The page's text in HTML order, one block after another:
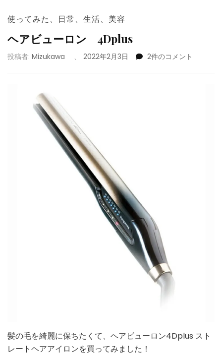
使ってみた 、 日常 、 生活、 美容
ヘアビューロン 4Dplus
投稿者: Mizukawa 、 2022年2月3日
ヘ
2件のコメント
髪の毛を綺麗に保ちたくて、ヘアビューロン4Dplus スト
レートヘアアイロンを買ってみました！